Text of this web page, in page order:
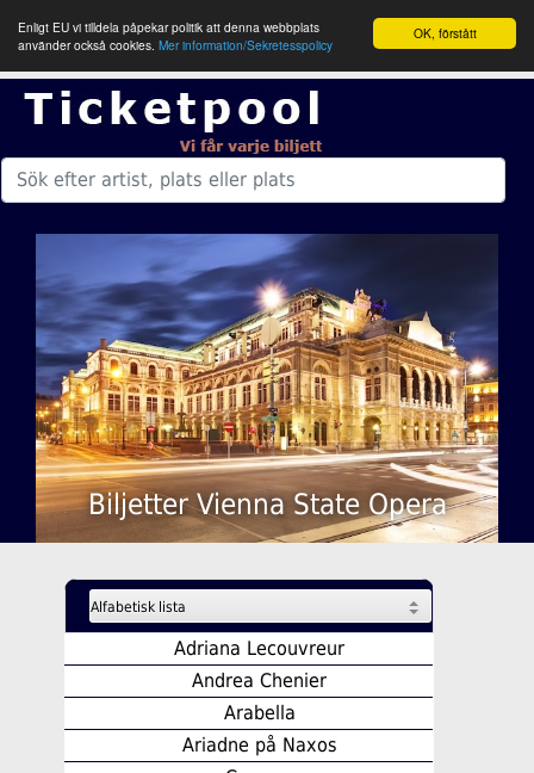
OK, förstått
Enligt EU vi tilldela påpekar politik att denna webbplats
använder också cookies. Mer information/Sekretesspolicy
Biljetter Vienna State Opera
Adriana Lecouvreur
Andrea Chenier
Arabella
Ariadne på Naxos